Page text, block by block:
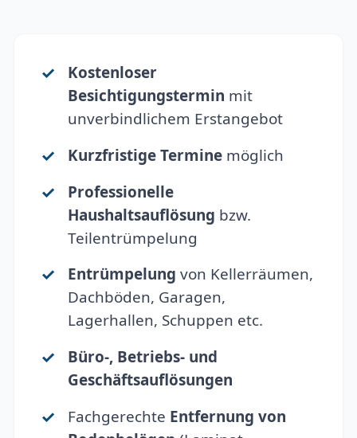
Kostenloser
Besichtigungstermin mit
unverbindlichem Erstangebot
Kurzfristige Terminemöglich
Professionelle
Haushaltsauflösung bzw.
Teilentrümpelung
Entrümpelung von Kellerräumen,
Dachböden, Garagen,
Lagerhallen, Schuppen etc.
Büro-, Betriebs- und
Geschäftsauflösungen
Fachgerechte Entfernung von